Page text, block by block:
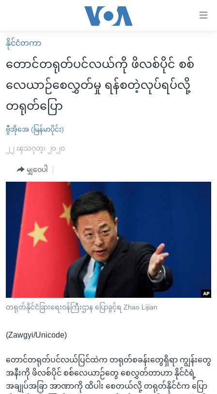
လွယ်ကူ
စေ
များ
ပင်မ
သို့
ကျော်
ကြည့်
စာမျက်နှာ
ကျော်
ကြည့်
ရန်
ရှာဖွေ
နေရာ
ကျော်
ရန်
မူလစာမျက်နှာ
မြန်မာ
ကမ္ဘာ့သတင်းများ
နိုင်ငံတကာ
အစ္စရေး-ပါလက်စတိုင်း
ဗွီဒီယို
အင်္ဂလိပ်စာလေ့လာမယ်
အမေရိကန်သုံးအီဒီယံ
မကြေးမုံရဲ့ အင်္ဂလိပ်စာ
ရုပ်ရှင်ထဲက အင်္ဂလိပ်စာ
သုတပဒေသာ အင်္ဂလိပ်စာ
အပတ်စဉ်ကဏ္ဍများ
ရေဒီယို
တီဗွီ
ရေဒီယိုနှင့်ရုပ်သံ အချက်အလက်များ
ရေဒီယို/တီဗွီအစီအစဉ်
Learning English
ဗွီအိုအေ လူမှုကွန်ယက်များ
ဘာသာစကားများ
နိုင်ငံတကာ
တောင်တရုတ်ပင်လယ်ကို ဖိလစ်ပိုင် စစ်
လေယာဉ်စေလွှတ်မှု ရန်စတဲ့လုပ်ရပ်လို့
တရုတ်ပြော
ဗွီအိုအေ (မြန်မာပိုင်း)
၂၂ ၾသဂုတ္၊ ၂၀၂၀
မျှဝေပါ
တရုတ်နိုင်ငံခြားရေးဝန်ကြီးဌာန ပြောခွင့်ရ Zhao Lijian
(Zawgyi/Unicode)
တောင်တရုတ်ပင်လယ်ပြင်ထဲက တရုတ်စခန်းတွေရှိရာ ကျွန်းတွေ
အနီးကို ဖိလစ်ပိုင် စစ်လေယာဉ်တွေ စေလွှတ်တာဟာ နိုင်ငံရဲ့
အချုပ်အခြာ အာဏာကို ထိပါး စေတယ်လို့ တရုတ်နိုင်ငံက ပြော